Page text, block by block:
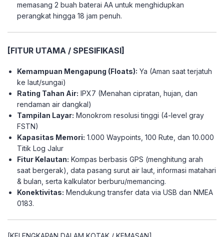
memasang 2 buah baterai AA untuk menghidupkan
perangkat hingga 18 jam penuh.
[FITUR UTAMA / SPESIFIKASI]
Kemampuan Mengapung (Floats): Ya (Aman saat terjatuh
ke laut/sungai)
Rating Tahan Air: IPX7 (Menahan cipratan, hujan, dan
rendaman air dangkal)
Tampilan Layar: Monokrom resolusi tinggi (4-level gray
FSTN)
Kapasitas Memori: 1.000 Waypoints, 100 Rute, dan 10.000
Titik Log Jalur
Fitur Kelautan: Kompas berbasis GPS (menghitung arah
saat bergerak), data pasang surut air laut, informasi matahari
& bulan, serta kalkulator berburu/memancing.
Konektivitas: Mendukung transfer data via USB dan NMEA
0183.